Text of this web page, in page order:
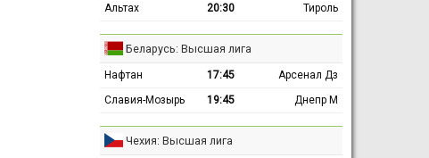
Альтах 20:30 Тироль
Беларусь: Высшая лига
Нафтан 17:45
Арсенал Дз
Славия-Мозырь
19:45 Днепр М
Чехия: Высшая лига